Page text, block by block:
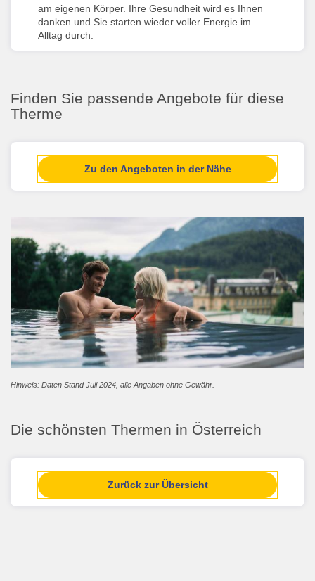
am eigenen Körper. Ihre Gesundheit wird es Ihnen
danken und Sie starten wieder voller Energie im
Alltag durch.
Finden Sie passende Angebote für diese
Therme
Zu den Angeboten in der Nähe
Hinweis: Daten Stand Juli 2024, alle Angaben ohne Gewähr.
Die schönsten Thermen in Österreich
Zurück zur Übersicht